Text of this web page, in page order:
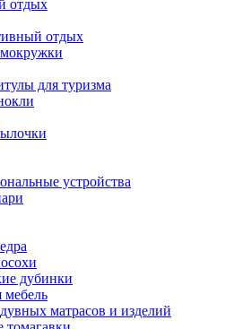
отдых
отдых
для туризма
устройства
дубинки
мебель
матрасов и изделий